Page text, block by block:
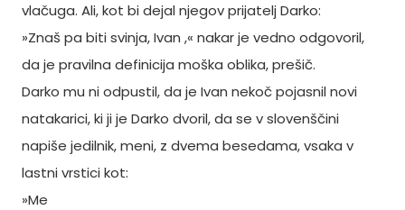
vlačuga. Ali, kot bi dejal njegov prijatelj Darko:
»Znaš pa biti svinja, Ivan ,« nakar je vedno odgovoril,
da je pravilna definicija moška oblika, prešič.
Darko mu ni odpustil, da je Ivan nekoč pojasnil novi
natakarici, ki ji je Darko dvoril, da se v slovenščini
napiše jedilnik, meni, z dvema besedama, vsaka v
lastni vrstici kot:
»Me